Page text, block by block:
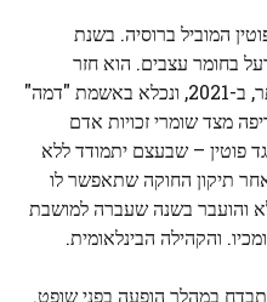
המוביל ברוסיה. בשנת
בחומר עצבים. הוא חזר
לרוסיה מגרמניה חודשים מאוחר יותר, ב-2021, ונכלא באשמת "דמה"
מצד שומרי זכויות אדם
פוטין – שבעצם יתמודד ללא
תיקון החוקה שתאפשר לו
עד 2036 – מהכלא והועבר בשנה שעברה למושבת
והקהילה הבינלאומית.
במהלך הופעה בפני שופט.